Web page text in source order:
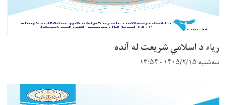
رياء د اسلامي شريعت له آنده
سه‌شنبه ۱۴۰۵/۲/۱۵ - ۱۳:۵۴